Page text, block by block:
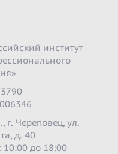
институт
г. Череповец, ул.
д. 40
до 18:00